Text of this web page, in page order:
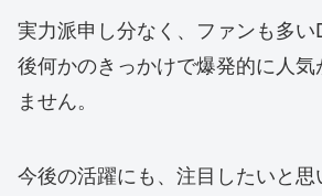
実力派申し分なく、ファンも多
後何かのきっかけで爆発的に人
ません。
今後の活躍にも、注目したいと思